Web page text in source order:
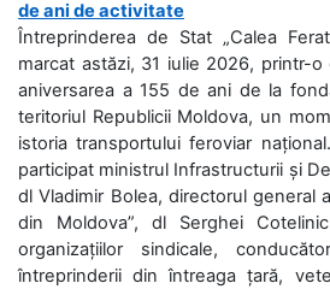
de ani de activitate
Întreprinderea de Stat „Calea
marcat astăzi, 31 iulie 2026, printr-
aniversarea a 155 de ani de la
teritoriul Republicii Moldova, un
istoria transportului feroviar
participat ministrul Infrastructurii și
dl Vladimir Bolea, directorul general
din Moldova”, dl Serghei
organizațiilor sindicale,
întreprinderii din întreaga țară,